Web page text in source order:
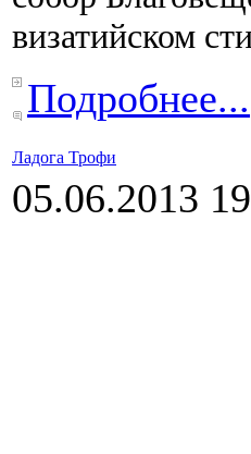
визатийском
Подробнее...
Ладога Трофи
05.06.2013